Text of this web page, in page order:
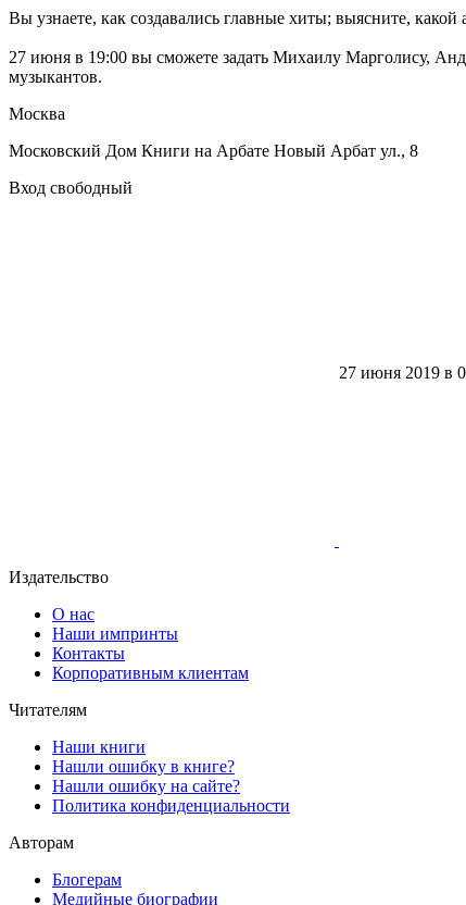
Вы узнаете, как создавались главные хиты; выясните,
27 июня в 19:00 вы сможете задать Михаилу Марголису,
музыкантов.
Москва
Московский Дом Книги на Арбате Новый Арбат ул., 8
Вход свободный
27 июня 2019 в
Издательство
О нас
Наши импринты
Контакты
Корпоративным клиентам
Читателям
Наши книги
Нашли ошибку в книге?
Нашли ошибку на сайте?
Политика конфиденциальности
Авторам
Блогерам
Медийные биографии